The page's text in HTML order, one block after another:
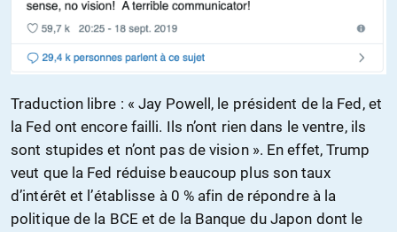
Traduction libre : « Jay Powell, le président de la Fed, et
la Fed ont encore failli. Ils n’ont rien dans le ventre, ils
sont stupides et n’ont pas de vision ». En effet, Trump
veut que la Fed réduise beaucoup plus son taux
d’intérêt et l’établisse à 0 % afin de répondre à la
politique de la BCE et de la Banque du Japon dont le